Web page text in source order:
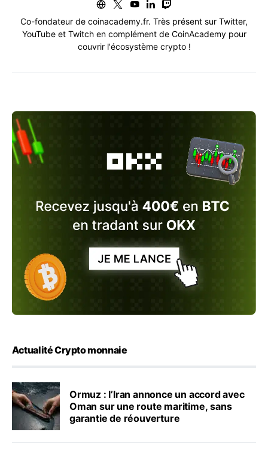
Co-fondateur de coinacademy.fr. Très présent sur Twitter,
YouTube et Twitch en complément de CoinAcademy pour
couvrir l'écosystème crypto !
Actualité Crypto monnaie
Ormuz : l’Iran annonce un accord avec
Oman sur une route maritime, sans
garantie de réouverture